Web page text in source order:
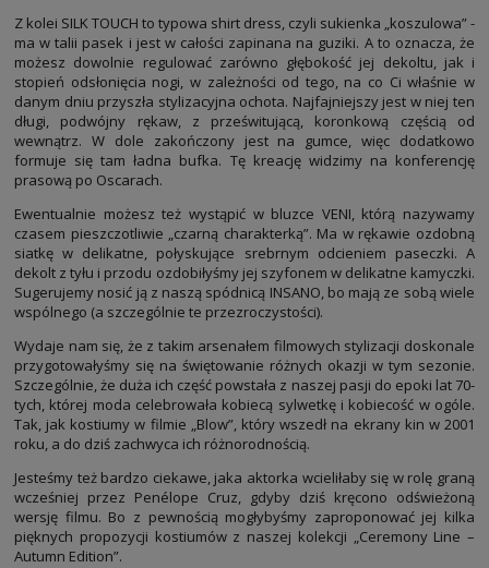
Z kolei SILK TOUCH to typowa shirt dress, czyli sukienka „koszulowa” -
ma w talii pasek i jest w całości zapinana na guziki. A to oznacza, że
możesz dowolnie regulować zarówno głębokość jej dekoltu, jak i
stopień odsłonięcia nogi, w zależności od tego, na co Ci właśnie w
danym dniu przyszła stylizacyjna ochota. Najfajniejszy jest w niej ten
długi, podwójny rękaw, z prześwitującą, koronkową częścią od
wewnątrz. W dole zakończony jest na gumce, więc dodatkowo
formuje się tam ładna bufka. Tę kreację widzimy na konferencję
prasową po Oscarach.
Ewentualnie możesz też wystąpić w bluzce VENI, którą nazywamy
czasem pieszczotliwie „czarną charakterką”. Ma w rękawie ozdobną
siatkę w delikatne, połyskujące srebrnym odcieniem paseczki. A
dekolt z tyłu i przodu ozdobiłyśmy jej szyfonem w delikatne kamyczki.
Sugerujemy nosić ją z naszą spódnicą INSANO, bo mają ze sobą wiele
wspólnego (a szczególnie te przezroczystości).
Wydaje nam się, że z takim arsenałem filmowych stylizacji doskonale
przygotowałyśmy się na świętowanie różnych okazji w tym sezonie.
Szczególnie, że duża ich część powstała z naszej pasji do epoki lat 70-
tych, której moda celebrowała kobiecą sylwetkę i kobiecość w ogóle.
Tak, jak kostiumy w filmie „Blow”, który wszedł na ekrany kin w 2001
roku, a do dziś zachwyca ich różnorodnością.
Jesteśmy też bardzo ciekawe, jaka aktorka wcieliłaby się w rolę graną
wcześniej przez Penélope Cruz, gdyby dziś kręcono odświeżoną
wersję filmu. Bo z pewnością mogłybyśmy zaproponować jej kilka
pięknych propozycji kostiumów z naszej kolekcji „Ceremony Line –
Autumn Edition”.